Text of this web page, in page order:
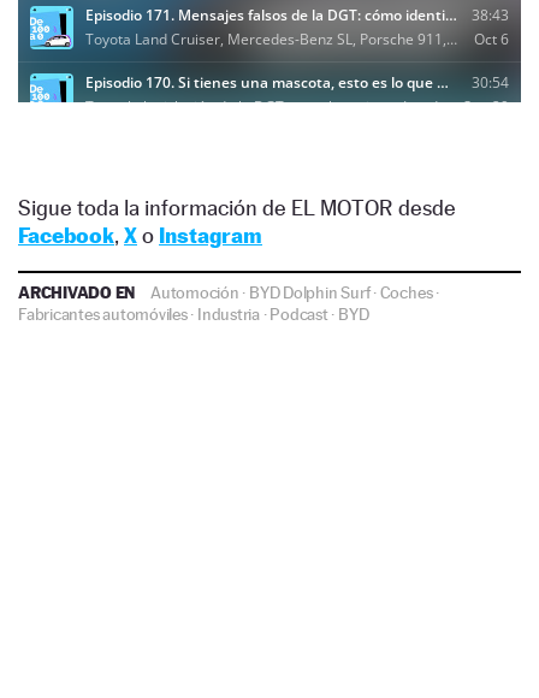
Sigue toda la información de EL MOTOR desde
Facebook, Xo Instagram
ARCHIVADO EN Automoción · BYD Dolphin Surf·Coches·
Fabricantes automóviles· Industria·Podcast· BYD